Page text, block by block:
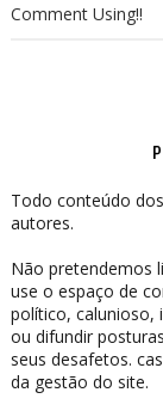
Comment Using!!
Todo conteúdo
autores.
Não pretendemos
use o espaço de
político, calunioso,
ou difundir
seus desafetos.
da gestão do site.